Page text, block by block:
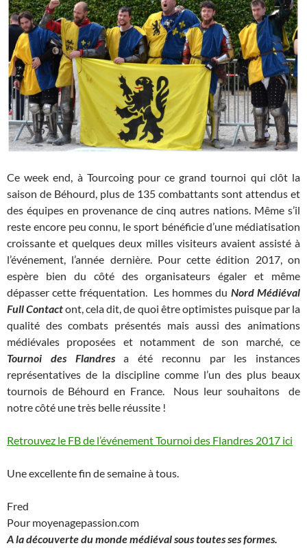
Ce week end, à Tourcoing pour ce grand tournoi qui clôt la
saison de Béhourd, plus de 135 combattants sont attendus et
des équipes en provenance de cinq autres nations. Même s’il
reste encore peu connu, le sport bénéficie d’une médiatisation
croissante et quelques deux milles visiteurs avaient assisté à
l’événement, l’année dernière. Pour cette édition 2017, on
espère bien du côté des organisateurs égaler et même
dépasser cette fréquentation. Les hommes du Nord Médiéval
Full Contactont, cela dit, de quoi être optimistes puisque par la
qualité des combats présentés mais aussi des animations
médiévales proposées et notamment de son marché, ce
Tournoi des Flandres
a été reconnu par les instances
représentatives de la discipline comme l’un des plus beaux
tournois de Béhourd en France. Nous leur souhaitons de
notre côté une très belle réussite !
Retrouvez le FB de l’événement Tournoi des Flandres 2017 ici
Une excellente fin de semaine à tous.
Fred
Pour moyenagepassion.com
A la découverte du monde médiéval sous toutes ses formes.